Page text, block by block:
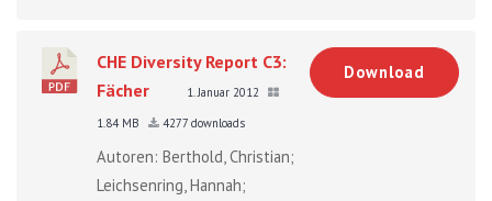
CHE Diversity Report C3:
Fächer
1. Januar 2012
1.84 MB
4277 downloads
Autoren: Berthold, Christian;
Leichsenring, Hannah;
Download